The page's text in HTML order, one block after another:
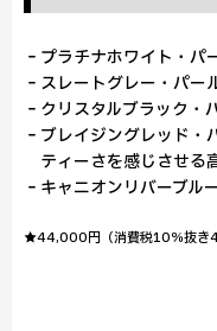
‐プラチナホワイト・パ
‐スレートグレー・パー
‐クリスタルブラック・
‐ブレイジングレッド
ティーさを感じさせる
‐キャニオンリバーブル
★44,000円（消費税10％抜き